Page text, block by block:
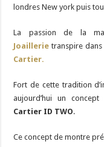
londres New york puis
La passion de la
Joaillerie transpire
Cartier.
Fort de cette tradition
aujourd’hui un
Cartier ID TWO.
Ce concept de montre